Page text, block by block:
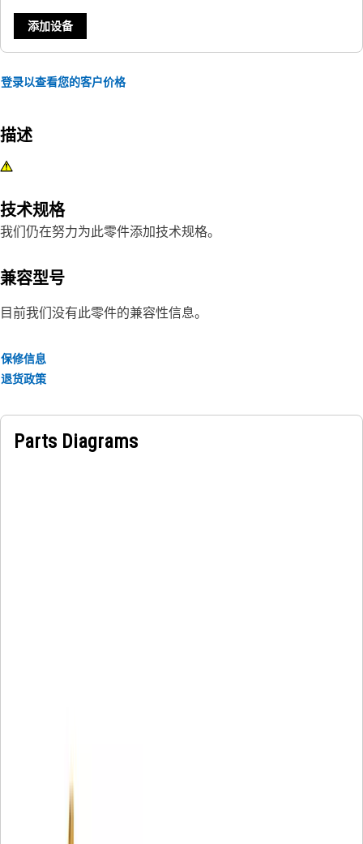
添加设备
登录以查看您的客户价格
描述
技术规格
我们仍在努力为此零件添加技术规格。
兼容型号
目前我们没有此零件的兼容性信息。
保修信息
退货政策
Parts Diagrams